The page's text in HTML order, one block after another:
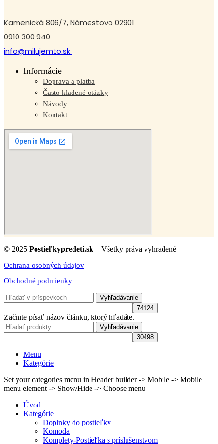
Kamenická 806/7, Námestovo 02901
0910 300 940
info@milujemto.sk
Informácie
Doprava a platba
Často kladené otázky
Návody
Kontakt
© 2025 Postieľkypredeti.sk – Všetky práva vyhradené
Ochrana osobných údajov
Obchodné podmienky
Vyhľadávanie
Začnite písať názov článku, ktorý hľadáte.
Vyhľadávanie
Menu
Kategórie
Set your categories menu in Header builder -> Mobile -> Mobile
menu element -> Show/Hide -> Choose menu
Úvod
Kategórie
Doplnky do postieľky
Komoda
Komplety-Postieľka s príslušenstvom